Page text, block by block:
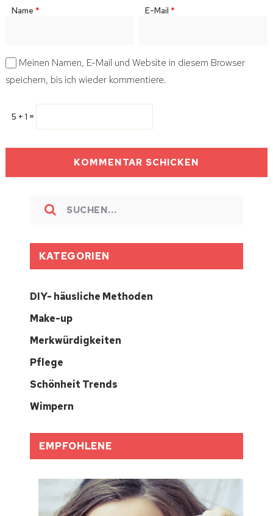
Name * E-Mail *
Meinen Namen, E-Mail und Website in diesem Browser
speichern, bis ich wieder kommentiere.
5 + 1 =
KATEGORIEN
DIY- häusliche Methoden
Make-up
Merkwürdigkeiten
Pflege
Schönheit Trends
Wimpern
EMPFOHLENE